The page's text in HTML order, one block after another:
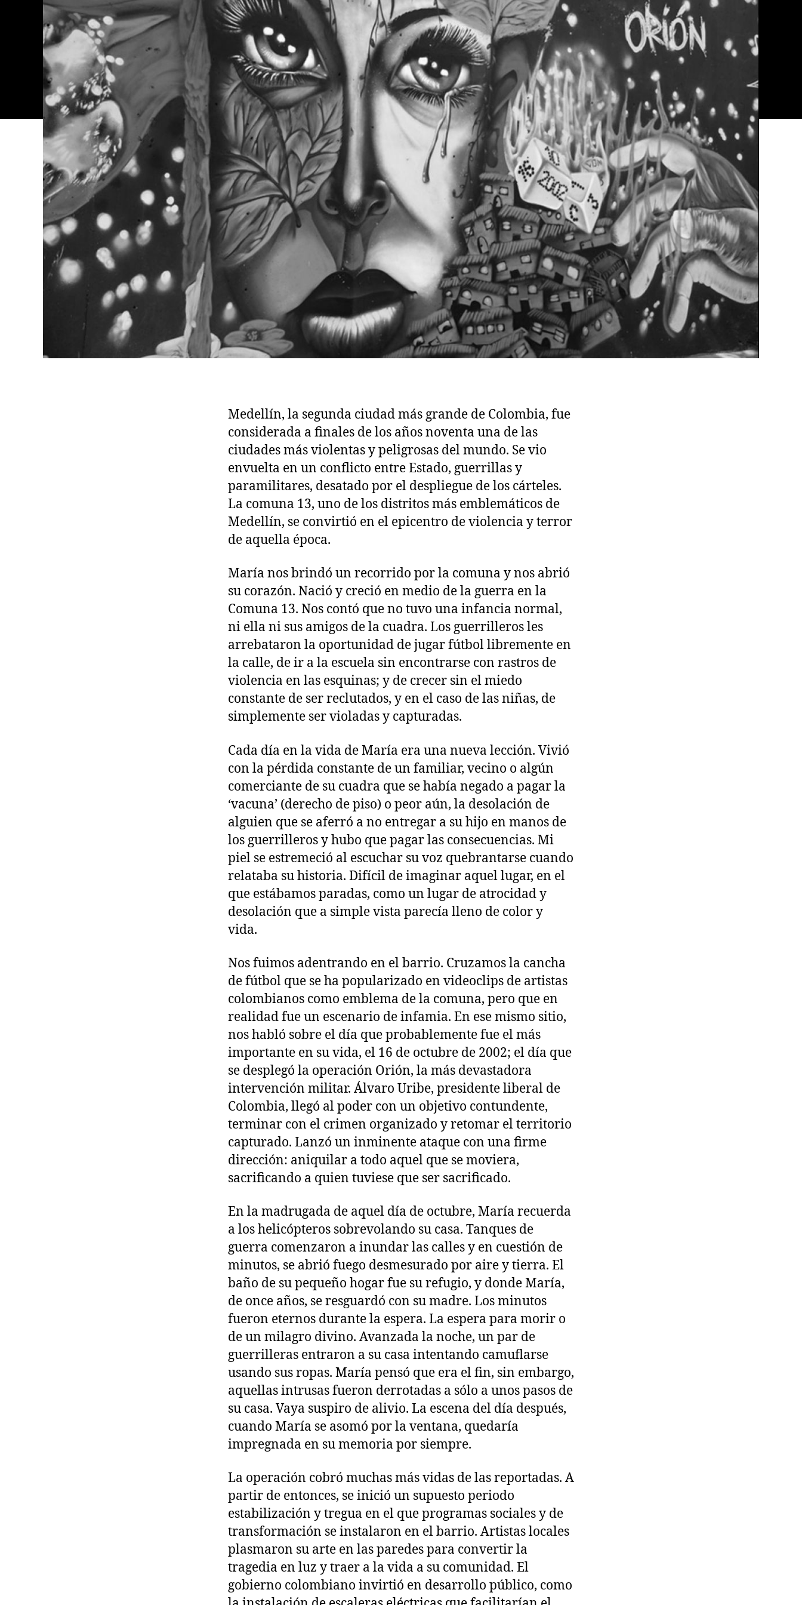
Medellín, la segunda ciudad más grande de Colombia, fue
considerada a finales de los años noventa una de las
ciudades más violentas y peligrosas del mundo. Se vio
envuelta en un conflicto entre Estado, guerrillas y
paramilitares, desatado por el despliegue de los cárteles.
La comuna 13, uno de los distritos más emblemáticos de
Medellín, se convirtió en el epicentro de violencia y terror
de aquella época.
María nos brindó un recorrido por la comuna y nos abrió
su corazón. Nació y creció en medio de la guerra en la
Comuna 13. Nos contó que no tuvo una infancia normal,
ni ella ni sus amigos de la cuadra. Los guerrilleros les
arrebataron la oportunidad de jugar fútbol libremente en
la calle, de ir a la escuela sin encontrarse con rastros de
violencia en las esquinas; y de crecer sin el miedo
constante de ser reclutados, y en el caso de las niñas, de
simplemente ser violadas y capturadas.
Cada día en la vida de María era una nueva lección. Vivió
con la pérdida constante de un familiar, vecino o algún
comerciante de su cuadra que se había negado a pagar la
‘vacuna’ (derecho de piso) o peor aún, la desolación de
alguien que se aferró a no entregar a su hijo en manos de
los guerrilleros y hubo que pagar las consecuencias. Mi
piel se estremeció al escuchar su voz quebrantarse cuando
relataba su historia. Difícil de imaginar aquel lugar, en el
que estábamos paradas, como un lugar de atrocidad y
desolación que a simple vista parecía lleno de color y
vida.
Nos fuimos adentrando en el barrio. Cruzamos la cancha
de fútbol que se ha popularizado en videoclips de artistas
colombianos como emblema de la comuna, pero que en
realidad fue un escenario de infamia. En ese mismo sitio,
nos habló sobre el día que probablemente fue el más
importante en su vida, el 16 de octubre de 2002; el día que
se desplegó la operación Orión, la más devastadora
intervención militar. Álvaro Uribe, presidente liberal de
Colombia, llegó al poder con un objetivo contundente,
terminar con el crimen organizado y retomar el territorio
capturado. Lanzó un inminente ataque con una firme
dirección: aniquilar a todo aquel que se moviera,
sacrificando a quien tuviese que ser sacrificado.
En la madrugada de aquel día de octubre, María recuerda
a los helicópteros sobrevolando su casa. Tanques de
guerra comenzaron a inundar las calles y en cuestión de
minutos, se abrió fuego desmesurado por aire y tierra. El
baño de su pequeño hogar fue su refugio, y donde María,
de once años, se resguardó con su madre. Los minutos
fueron eternos durante la espera. La espera para morir o
de un milagro divino. Avanzada la noche, un par de
guerrilleras entraron a su casa intentando camuflarse
usando sus ropas. María pensó que era el fin, sin embargo,
aquellas intrusas fueron derrotadas a sólo a unos pasos de
su casa. Vaya suspiro de alivio. La escena del día después,
cuando María se asomó por la ventana, quedaría
impregnada en su memoria por siempre.
La operación cobró muchas más vidas de las reportadas. A
partir de entonces, se inició un supuesto periodo
estabilización y tregua en el que programas sociales y de
transformación se instalaron en el barrio. Artistas locales
plasmaron su arte en las paredes para convertir la
tragedia en luz y traer a la vida a su comunidad. El
gobierno colombiano invirtió en desarrollo público, como